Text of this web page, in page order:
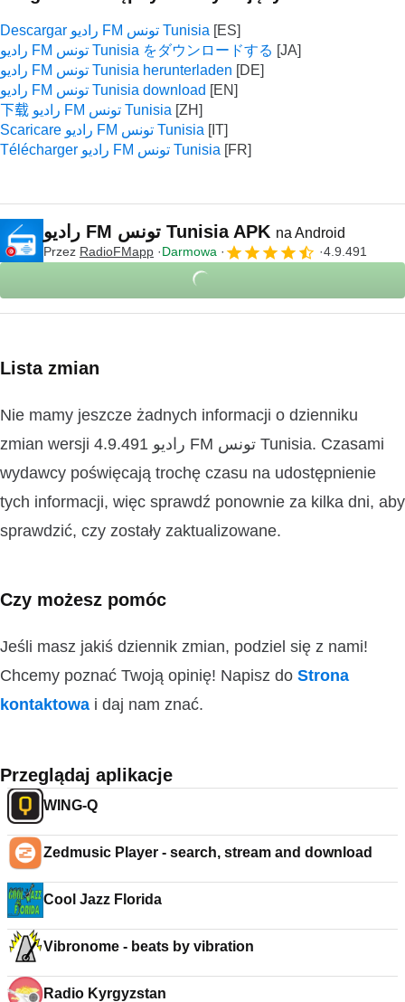
Descargar راديو FM تونس Tunisia
راديو FM تونس Tunisia をダウンロードする
راديو FM تونس Tunisia herunterladen
راديو FM تونس Tunisia download
下载 راديو FM تونس Tunisia
Scaricare راديو FM تونس Tunisia
Télécharger راديو FM تونس Tunisia
راديو FM تونس Tunisia APK na Android
Przez RadioFMapp Darmowa 4.9.491
Lista zmian
Nie mamy jeszcze żadnych informacji o dzienniku
zmian wersji 4.9.491 راديو FM تونس Tunisia. Czasami
wydawcy poświęcają trochę czasu na udostępnienie
tych informacji, więc sprawdź ponownie za kilka dni, aby
sprawdzić, czy zostały zaktualizowane.
Czy możesz pomóc
Jeśli masz jakiś dziennik zmian, podziel się z nami!
Chcemy poznać Twoją opinię! Napisz do Strona
kontaktowa i daj nam znać.
Przeglądaj aplikacje
WING-Q
Zedmusic Player - search, stream and download
Cool Jazz Florida
Vibronome - beats by vibration
Radio Kyrgyzstan